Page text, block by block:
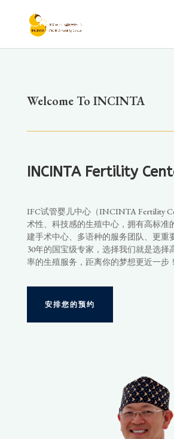
Welcome To INCINTA
INCINTA Fertility
IFC试管婴儿中心（INCINTA Fertility
术性、科技感的生殖中心，拥有高标准
建手术中心、多语种的服务团队、更重
30年的国宝级专家，选择我们就是选择
率的生殖服务，距离你的梦想更近一步！
安排您的预约